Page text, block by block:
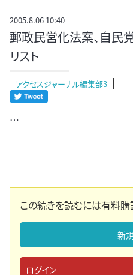
2005.8.06 10:40
郵政民営化法案、自民
リスト
アクセスジャーナル編集部3
…
この続きを読むには有料購
新
ログイン